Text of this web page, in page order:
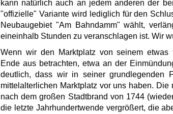
kann natürlich auch an jedem anderen der
"offizielle" Variante wird lediglich für den
Neubaugebiet "Am Bahndamm" wählt,
eineinhalb Stunden zu veranschlagen ist. Wir
Wenn wir den Marktplatz von seinem etwas
Ende aus betrachten, etwa an der
deutlich, dass wir in seiner grundlegenden
mittelalterlichen Marktplatz vor uns haben. Die
nach dem großen Stadtbrand von 1744
die letzte Jahrhundertwende vergrößert, die